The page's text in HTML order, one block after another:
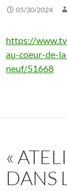
05/30/2024
https://
au-coeur-de-
neuf/51668
«
DANS